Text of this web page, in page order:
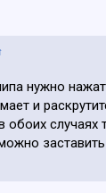
нужно
и
обоих случаях